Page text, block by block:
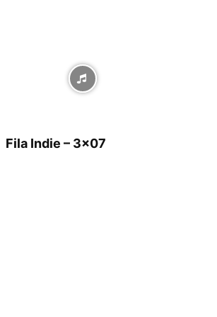
Fila Indie – 3×07